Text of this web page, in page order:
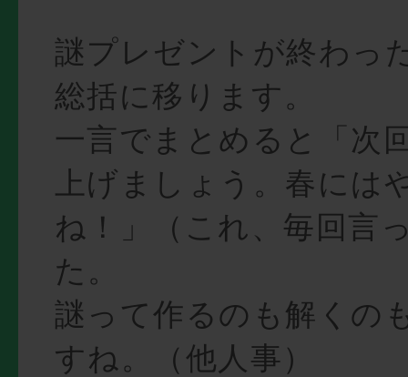
謎プレゼントが終わっ
総括に移ります。
一言でまとめると「次
上げましょう。春には
ね！」（これ、毎回言
た。
謎って作るのも解くの
すね。（他人事）